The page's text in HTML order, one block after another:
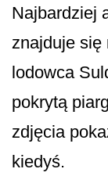
Najbardziej
znajduje się
lodowca
pokrytą
zdjęcia
kiedyś.